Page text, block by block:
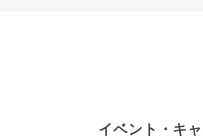
イベント・キ